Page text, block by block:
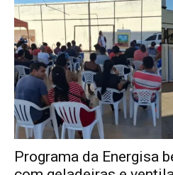
Programa da Energisa